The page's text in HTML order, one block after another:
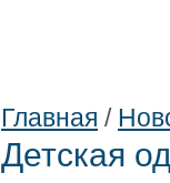
Главная /
Детская